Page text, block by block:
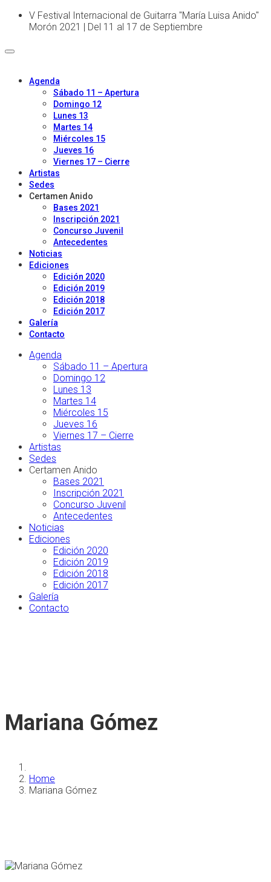
V Festival Internacional de Guitarra "María Luisa Anido"
Morón 2021 | Del 11 al 17 de Septiembre
Agenda
Sábado 11 – Apertura
Domingo 12
Lunes 13
Martes 14
Miércoles 15
Jueves 16
Viernes 17 – Cierre
Artistas
Sedes
Certamen Anido
Bases 2021
Inscripción 2021
Concurso Juvenil
Antecedentes
Noticias
Ediciones
Edición 2020
Edición 2019
Edición 2018
Edición 2017
Galería
Contacto
Agenda
Sábado 11 – Apertura
Domingo 12
Lunes 13
Martes 14
Miércoles 15
Jueves 16
Viernes 17 – Cierre
Artistas
Sedes
Certamen Anido
Bases 2021
Inscripción 2021
Concurso Juvenil
Antecedentes
Noticias
Ediciones
Edición 2020
Edición 2019
Edición 2018
Edición 2017
Galería
Contacto
Mariana Gómez
Home
Mariana Gómez